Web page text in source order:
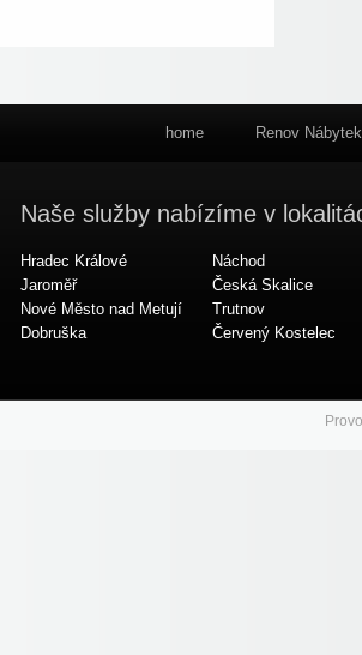
home Renov Nábytek
Naše služby nabízíme v
Hradec Králové
Náchod
Jaroměř
Česká Skalice
Nové Město nad Metují
Trutnov
Dobruška
Červený Kostelec